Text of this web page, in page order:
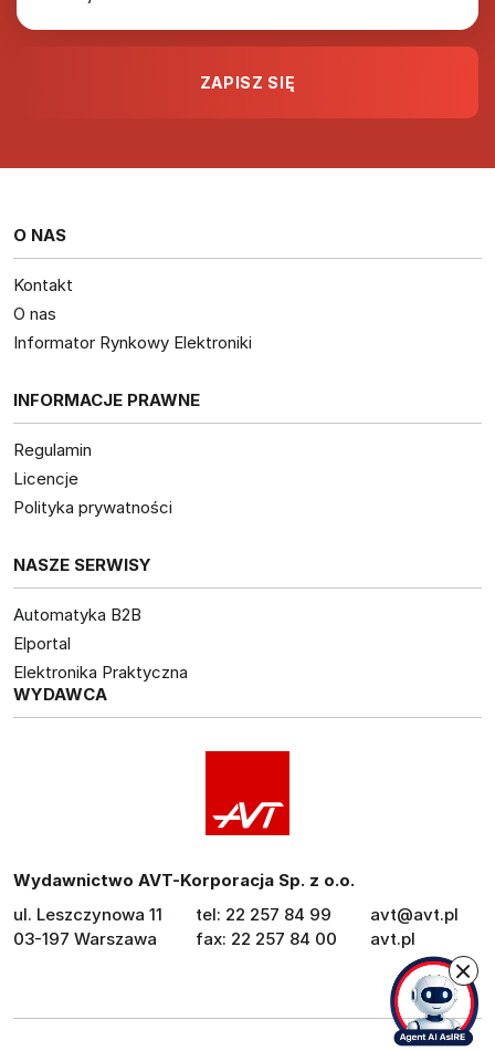
O NAS
Kontakt
O nas
Informator Rynkowy Elektroniki
INFORMACJE PRAWNE
Regulamin
Licencje
Polityka prywatności
NASZE SERWISY
Automatyka B2B
Elportal
Elektronika Praktyczna
WYDAWCA
Wydawnictwo AVT-Korporacja Sp. z o.o.
ul. Leszczynowa 11
03-197 Warszawa
tel: 22 257 84 99
fax: 22 257 84 00
avt@avt.pl
avt.pl